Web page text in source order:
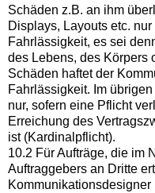
Schäden z.B. an ihm
Displays, Layouts etc.
Fahrlässigkeit, es sei
des Lebens, des Körpers
Schäden haftet der
Fahrlässigkeit. Im
nur, sofern eine Pflicht
Erreichung des
ist (Kardinalpflicht).
10.2 Für Aufträge, die im
Auftraggebers an Dritte